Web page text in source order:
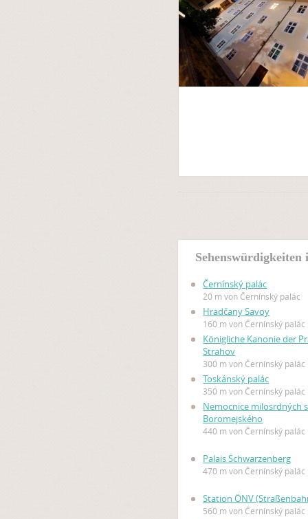
Černínský palác
20 m von Černínský palác
Hradčany Savoy
160 m von Černínský palác
Königliche Kanonie der
Strahov
300 m von Černínský palác
Toskánský palác
350 m von Černínský palác
Nemocnice milosrdných
Boromejského
440 m von Černínský palác
Palais Schwarzenberg
470 m von Černínský palác
Station ÖNV
560 m von Černínský palác